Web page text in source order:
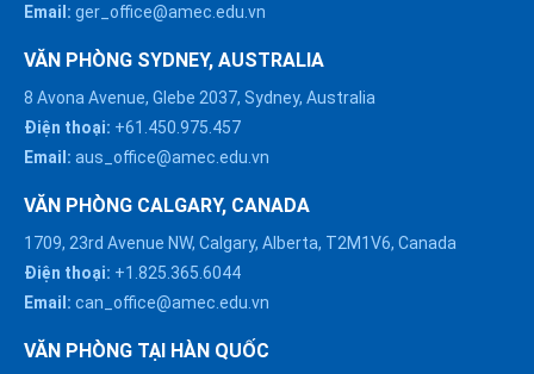
Email: ger_office@amec.edu.vn
VĂN PHÒNG SYDNEY, AUSTRALIA
8 Avona Avenue, Glebe 2037, Sydney, Australia
Điện thoại: +61.450.975.457
Email: aus_office@amec.edu.vn
VĂN PHÒNG CALGARY, CANADA
1709, 23rd Avenue NW, Calgary, Alberta, T2M1V6, Canada
Điện thoại: +1.825.365.6044
Email: can_office@amec.edu.vn
VĂN PHÒNG TẠI HÀN QUỐC